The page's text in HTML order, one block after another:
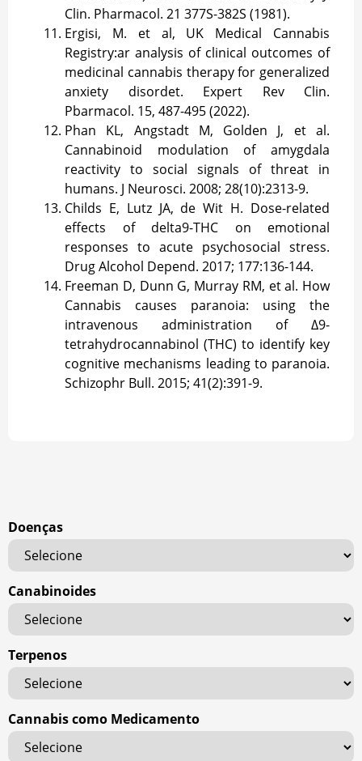
Clin. Pharmacol. 21 377S-382S (1981).
Ergisi, M. et al, UK Medical Cannabis
Registry:ar analysis of clinical outcomes of
medicinal cannabis therapy for generalized
anxiety disordet. Expert Rev Clin.
Pbarmacol. 15, 487-495 (2022).
Phan KL, Angstadt M, Golden J, et al.
Cannabinoid modulation of amygdala
reactivity to social signals of threat in
humans. J Neurosci. 2008; 28(10):2313-9.
Childs E, Lutz JA, de Wit H. Dose-related
effects of delta9-THC on emotional
responses to acute psychosocial stress.
Drug Alcohol Depend. 2017; 177:136-144.
Freeman D, Dunn G, Murray RM, et al. How
Cannabis causes paranoia: using the
intravenous administration of ∆9-
tetrahydrocannabinol (THC) to identify key
cognitive mechanisms leading to paranoia.
Schizophr Bull. 2015; 41(2):391-9.
Doenças
Canabinoides
Terpenos
Cannabis como Medicamento